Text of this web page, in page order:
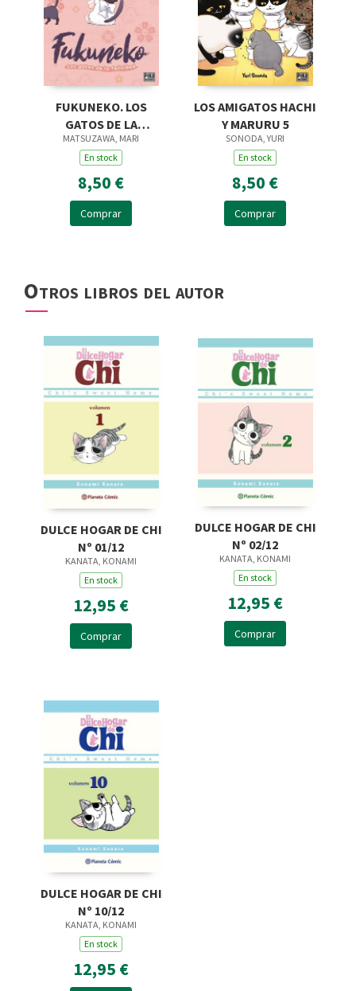
FUKUNEKO. LOS
GATOS DE LA
FELICIDAD, 1
MATSUZAWA, MARI
En stock
8,50 €
Comprar
LOS AMIGATOS HACHI
Y MARURU 5
SONODA, YURI
En stock
8,50 €
Comprar
Otros libros del autor
DULCE HOGAR DE CHI
Nº 01/12
KANATA, KONAMI
En stock
12,95 €
Comprar
DULCE HOGAR DE CHI
Nº 02/12
KANATA, KONAMI
En stock
12,95 €
Comprar
DULCE HOGAR DE CHI
Nº 10/12
KANATA, KONAMI
En stock
12,95 €